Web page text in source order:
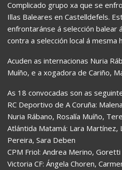
Complicado grupo xa que se
Illas Baleares en Castelldefels.
enfrontaránse á selección balear
contra a selección local á mesma
Acuden as internacionas Nuria
Muíño, e a xogadora de Cariño,
As 18 convocadas son as
RC Deportivo de A Coruña:
Nuria Rábano, Rosalía Muíño,
Atlántida Matamá: Lara Martínez,
Pereira, Sara Deben
CPM Friol: Andrea Merino,
Victoria CF: Ángela Choren,